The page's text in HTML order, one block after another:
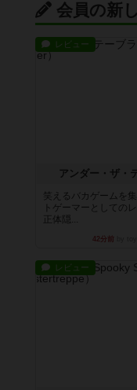
会員の新
レビュー
アンダー・ザ・
笑えるバカゲームを
トゲーマーとしての
正体隠...
42分前
レビュー